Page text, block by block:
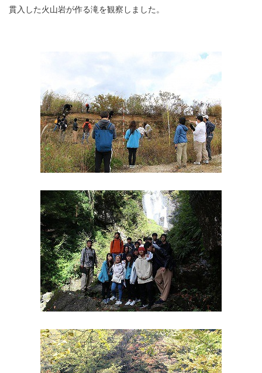
貫入した火山岩が作る滝を観察しました。